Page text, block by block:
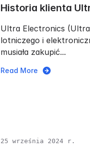
Historia klienta
Ultra Electronics
lotniczego i
musiała zakupić...
Read More
25 września 2024 r.